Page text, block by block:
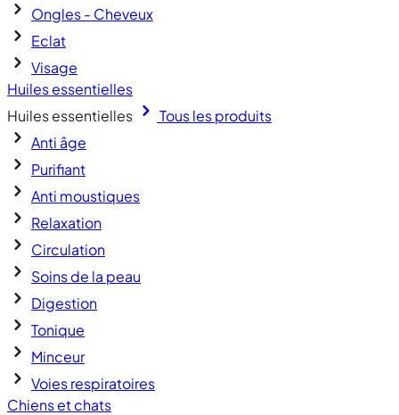
Ongles - Cheveux
Eclat
Visage
Huiles essentielles
Huiles essentielles
Tous les produits
Anti âge
Purifiant
Anti moustiques
Relaxation
Circulation
Soins de la peau
Digestion
Tonique
Minceur
Voies respiratoires
Chiens et chats